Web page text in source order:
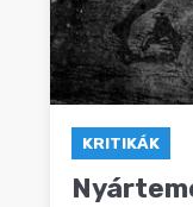
KRITIKÁK